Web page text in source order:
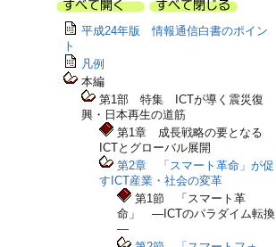
平成24年版 情報通信白書のポイン
ト
凡例
本編
第1部 特集 ICTが導く震災復
興・日本再生の道筋
第1章 成長戦略の要となる
ICTとグローバル展開
第2章 「スマート革命」が促
すICT産業・社会の変革
第1節 「スマート革
命」 ―ICTのパラダイム転換
―